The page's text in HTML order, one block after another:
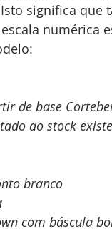
significa que
numérica
de base
ao stock
branco
com báscula